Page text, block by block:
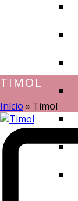
TIMOL
Início » Timol